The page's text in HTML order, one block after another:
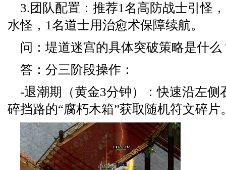
3.团队配置：推荐1名高防战士引怪
水怪，1名道士用治愈术保障续航。
问：堤道迷宫的具体突破策略是什么
答：分三阶段操作：
-退潮期（黄金3分钟）：快速沿左侧
碎挡路的“腐朽木箱”获取随机符文碎片